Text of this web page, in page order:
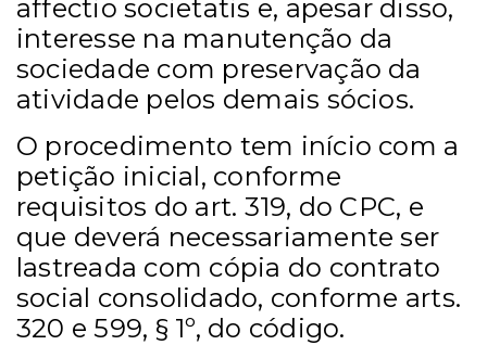
affectio societatis e, apesar disso,
interesse na manutenção da
sociedade com preservação da
atividade pelos demais sócios.
O procedimento tem início com a
petição inicial, conforme
requisitos do art. 319, do CPC, e
que deverá necessariamente ser
lastreada com cópia do contrato
social consolidado, conforme arts.
320 e 599, § 1º, do código.